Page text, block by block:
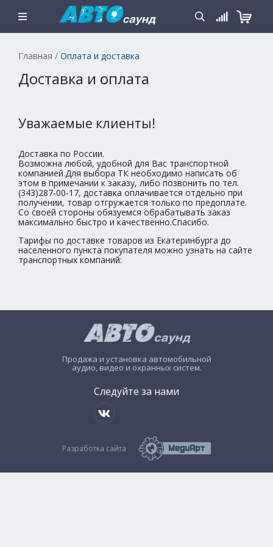
Главная / Оплата и доставка
Доставка и оплата
Уважаемые клиенты!
Доставка по России.
Возможна любой, удобной для Вас транспортной
компанией.Для выбора ТК необходимо написать об
этом в примечании к заказу, либо позвонить по тел.
(343)287-00-17, доставка оплачивается отдельно при
получении, товар отгружается только по предоплате.
Со своей стороны обязуемся обрабатывать заказ
максимально быстро и качественно.Спасибо.
Тарифы по доставке товаров из Екатеринбурга до
населенного пункта покупателя можно узнать на сайте
транспортных компаний:
Продажа и установка автомобильной
аудио, видео и охранных систем.
Следуйте за нами
Разработка сайта